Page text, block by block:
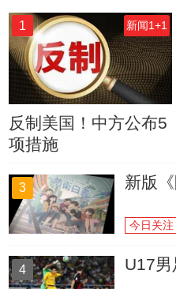
1 新闻1+1
反制美国！中方公布5
项措施
3 新版
今日关注
4 U17男